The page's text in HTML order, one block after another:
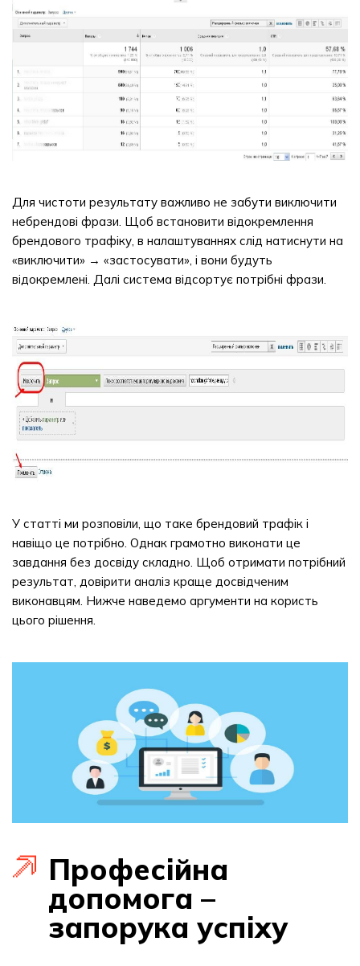
Для чистоти результату важливо не забути виключити
небрендові фрази. Щоб встановити відокремлення
брендового трафіку, в налаштуваннях слід натиснути на
«виключити» → «застосувати», і вони будуть
відокремлені. Далі система відсортує потрібні фрази.
У статті ми розповіли, що таке брендовий трафік і
навіщо це потрібно. Однак грамотно виконати це
завдання без досвіду складно. Щоб отримати потрібний
результат, довірити аналіз краще досвідченим
виконавцям. Нижче наведемо аргументи на користь
цього рішення.
Професійна
допомога –
запорука успіху